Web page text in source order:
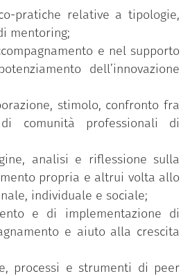
del progetto diretta a
aspetti positivi e critici
in vista di possibili
e per azioni di sviluppo
del mentoring nel contesto
pratiche relative a tipologie,
mentoring;
e nel supporto
dell’innovazione
stimolo, confronto fra
comunità professionali di
analisi e riflessione sulla
propria e altrui volta allo
individuale e sociale;
e di implementazione di
e aiuto alla crescita
processi e strumenti di peer